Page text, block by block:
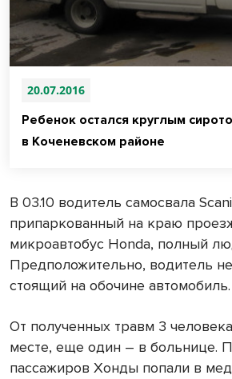
20.07.2016
Ребенок остался круглым
в Коченевском районе
В 03.10 водитель самосвала
припаркованный на краю
микроавтобус Honda, полный
Предположительно, водитель
стоящий на обочине автомобиль.
От полученных травм 3
месте, еще один – в больнице.
пассажиров Хонды попали в